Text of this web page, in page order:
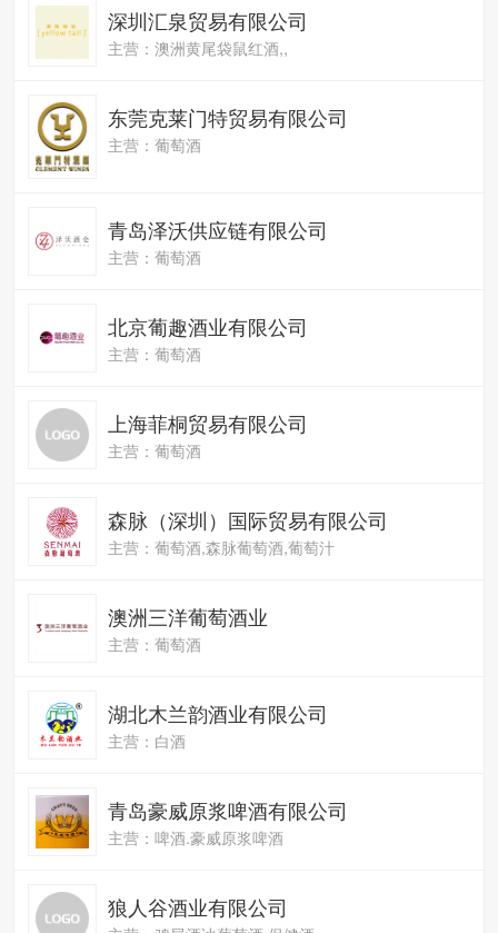
深圳汇泉贸易有限公司
主营：澳洲黄尾袋鼠红酒,,
东莞克莱门特贸易有限公司
主营：葡萄酒
青岛泽沃供应链有限公司
主营：葡萄酒
北京葡趣酒业有限公司
主营：葡萄酒
上海菲桐贸易有限公司
主营：葡萄酒
森脉（深圳）国际贸易有限公司
主营：葡萄酒,森脉葡萄酒,葡萄汁
澳洲三洋葡萄酒业
主营：葡萄酒
湖北木兰韵酒业有限公司
主营：白酒
青岛豪威原浆啤酒有限公司
主营：啤酒.豪威原浆啤酒
狼人谷酒业有限公司